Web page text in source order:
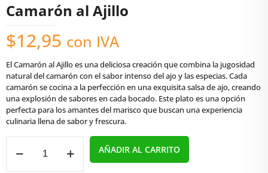
Camarón al Ajillo
$12,95 con IVA
El Camarón al Ajillo es una deliciosa creación que combina la jugosidad
natural del camarón con el sabor intenso del ajo y las especias. Cada
camarón se cocina a la perfección en una exquisita salsa de ajo, creando
una explosión de sabores en cada bocado. Este plato es una opción
perfecta para los amantes del marisco que buscan una experiencia
culinaria llena de sabor y frescura.
AÑADIR AL CARRITO